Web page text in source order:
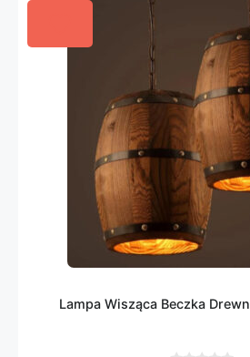
Lampa Wisząca Beczka